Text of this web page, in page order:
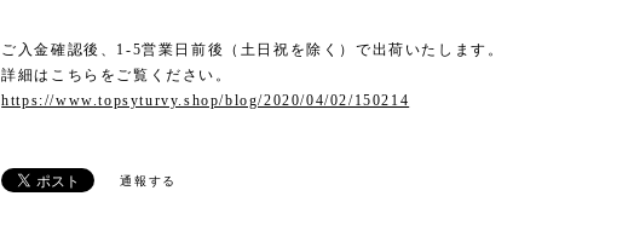
ご入金確認後、1-5営業日前後（土日祝を除く）で出荷いたします。
詳細はこちらをご覧ください。
https://www.topsyturvy.shop/blog/2020/04/02/150214
通報する